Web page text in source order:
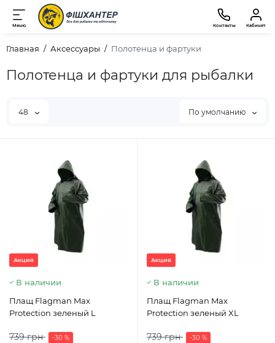
Меню Контакты Кабинет
Главная Аксессуары Полотенца и фартуки
Полотенца и фартуки для рыбалки
48 По умолчанию
Акция
В наличии
Плащ Flagman Max
Protection зеленый L
739 грн -30 %
Акция
В наличии
Плащ Flagman Max
Protection зеленый XL
739 грн -30 %